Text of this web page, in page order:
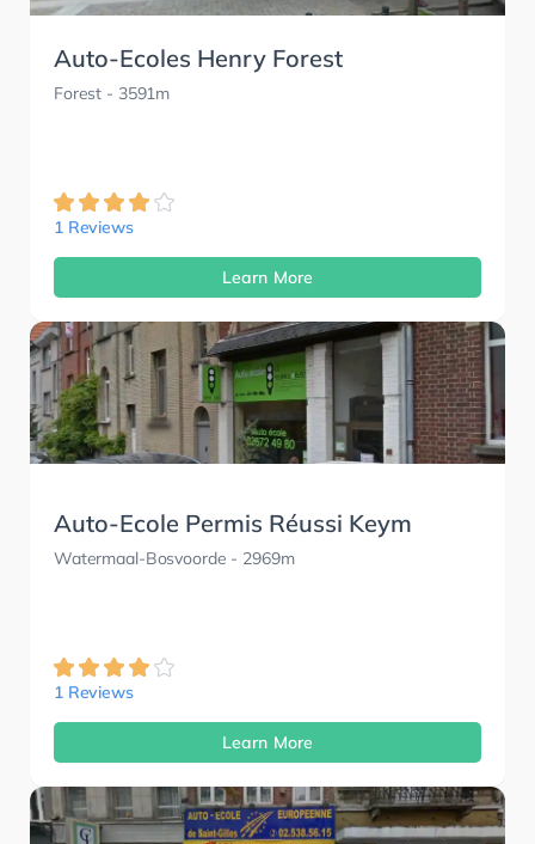
Auto-Ecoles Henry Forest
Forest - 3591m
1 Reviews
Learn More
Auto-Ecole Permis Réussi Keym
Watermaal-Bosvoorde - 2969m
1 Reviews
Learn More